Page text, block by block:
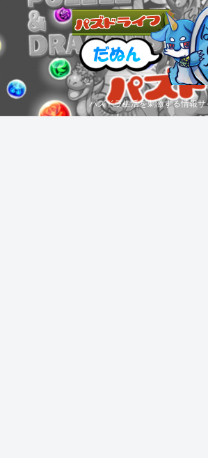
パズドラ生活を刺激する情報サ